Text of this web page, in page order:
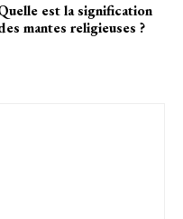
est la signification
mantes religieuses ?